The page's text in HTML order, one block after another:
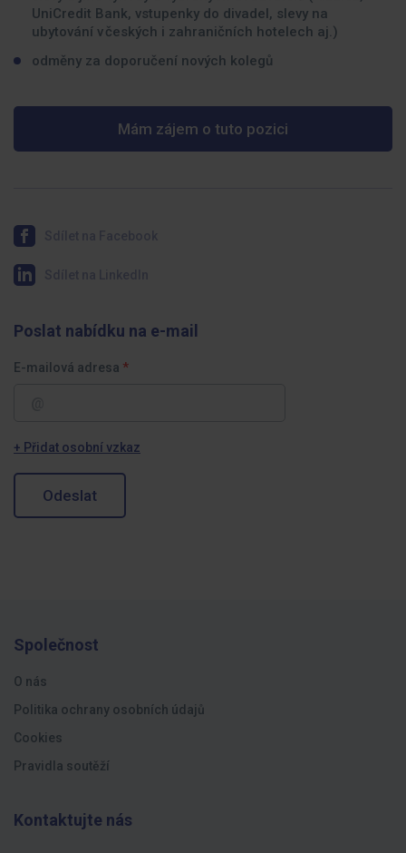
UniCredit Bank, vstupenky do divadel, slevy na
ubytování v českých i zahraničních hotelech aj.)
odměny za doporučení nových kolegů
Mám zájem o tuto pozici
Poslat nabídku na e-mail
E-mailová adresa
+ Přidat osobní vzkaz
Odeslat
Společnost
O nás
Politika ochrany osobních údajů
Cookies
Pravidla soutěží
Kontaktujte nás